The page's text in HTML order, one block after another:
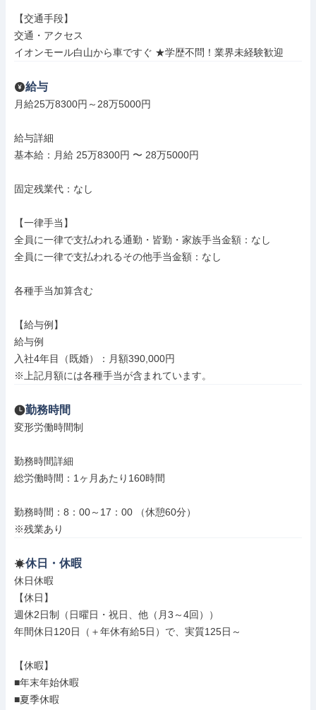
【交通手段】
交通・アクセス
イオンモール白山から車ですぐ ★学歴不問！業界未経験歓迎
給与
月給25万8300円～28万5000円
給与詳細
基本給：月給 25万8300円 〜 28万5000円
固定残業代：なし
【一律手当】
全員に一律で支払われる通勤・皆勤・家族手当金額：なし
全員に一律で支払われるその他手当金額：なし
各種手当加算含む
【給与例】
給与例
入社4年目（既婚）：月額390,000円
※上記月額には各種手当が含まれています。
勤務時間
変形労働時間制
勤務時間詳細
総労働時間：1ヶ月あたり160時間
勤務時間：8：00～17：00 （休憩60分）
※残業あり
休日・休暇
休日休暇
【休日】
週休2日制（日曜日・祝日、他（月3～4回））
年間休日120日（＋年休有給5日）で、実質125日～
【休暇】
■年末年始休暇
■夏季休暇